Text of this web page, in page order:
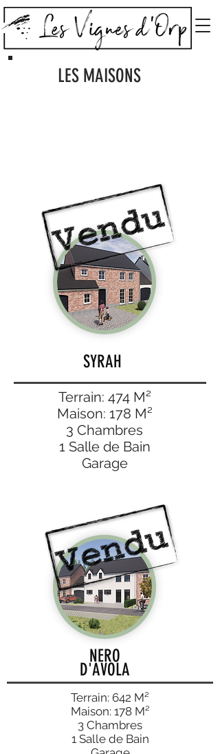
LES MAISONS
SYRAH
Terrain: 474 M²
Maison: 178 M²
3 Chambres
1 Salle de Bain
Garage
NERO
D'AVOLA
Terrain: 642 M²
Maison: 178M²
3 Chambres
1 Salle de Bain